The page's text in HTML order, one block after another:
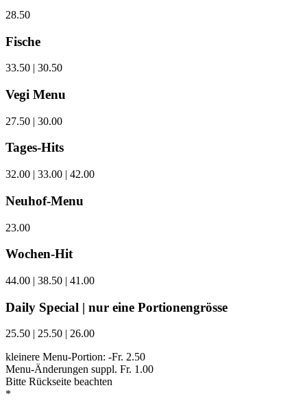
28.50
Fische
33.50 | 30.50
Vegi Menu
27.50 | 30.00
Tages-Hits
32.00 | 33.00 | 42.00
Neuhof-Menu
23.00
Wochen-Hit
44.00 | 38.50 | 41.00
Daily Special | nur eine Portionengrösse
25.50 | 25.50 | 26.00
kleinere Menu-Portion: -Fr. 2.50
Menu-Änderungen suppl. Fr. 1.00
Bitte Rückseite beachten
*